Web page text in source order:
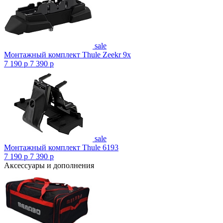
sale
Монтажный комплект Thule Zeekr 9x
7 190 p 7 390 p
sale
Монтажный комплект Thule 6193
7 190 p 7 390 p
Аксессуары и дополнения